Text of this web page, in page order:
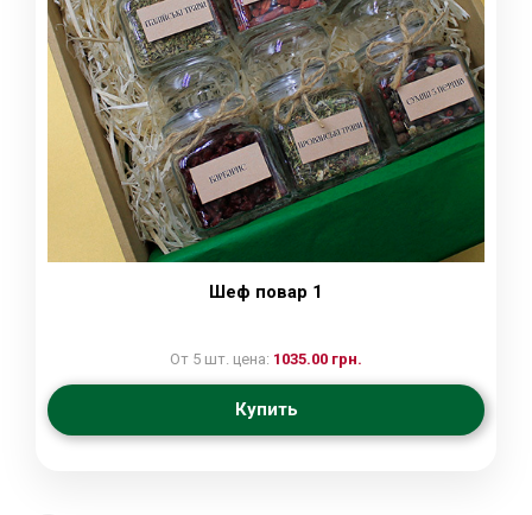
Шеф повар 1
От 5 шт. цена: 1035.00 грн.
Купить